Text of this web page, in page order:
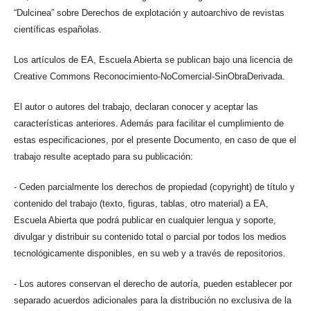
“Dulcinea” sobre Derechos de explotación y autoarchivo de revistas
científicas españolas.
Los artículos de EA, Escuela Abierta se publican bajo una licencia de
Creative Commons Reconocimiento-NoComercial-SinObraDerivada.
El autor o autores del trabajo, declaran conocer y aceptar las
características anteriores. Además para facilitar el cumplimiento de
estas especificaciones, por el presente Documento, en caso de que el
trabajo resulte aceptado para su publicación:
- Ceden parcialmente los derechos de propiedad (copyright) de título y
contenido del trabajo (texto, figuras, tablas, otro material) a EA,
Escuela Abierta que podrá publicar en cualquier lengua y soporte,
divulgar y distribuir su contenido total o parcial por todos los medios
tecnológicamente disponibles, en su web y a través de repositorios.
- Los autores conservan el derecho de autoría, pueden establecer por
separado acuerdos adicionales para la distribución no exclusiva de la